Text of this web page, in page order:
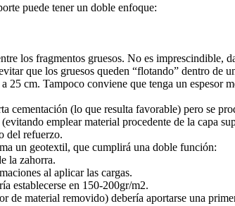
puede tener un doble enfoque:
los fragmentos gruesos. No es imprescindible,
que los gruesos queden “flotando” dentro de
cm. Tampoco conviene que tenga un espesor
cementación (lo que resulta favorable) pero se
emplear material procedente de la capa
del refuerzo.
un geotextil, que cumplirá una doble función:
la zahorra.
al aplicar las cargas.
establecerse en 150-200gr/m2.
de material removido) debería aportarse una